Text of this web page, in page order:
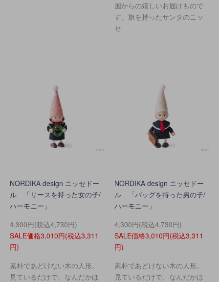
国からの嬉しいお届けもので
す。旗を持ったサンタのニッ
セ
NORDIKA design ニッセドー
ル 「リースを持った女の子/
ハーモニー」
4,300円(税込4,730円)
SALE価格3,010円(税込3,311
円)
素朴であどけない木の人形。
見ているだけで、なんだかほ
NORDIKA design ニッセドー
ル 「バッグを持った男の子/
ハーモニー」
4,300円(税込4,730円)
SALE価格3,010円(税込3,311
円)
素朴であどけない木の人形。
見ているだけで、なんだかほ